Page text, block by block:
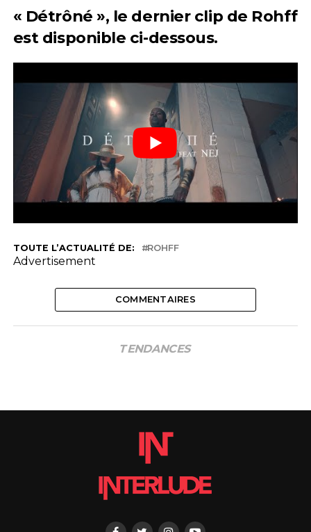
« Détrôné », le dernier clip de Rohff
est disponible ci-dessous.
TOUTE L’ACTUALITÉ DE: ROHFF
Advertisement
COMMENTAIRES
TENDANCES